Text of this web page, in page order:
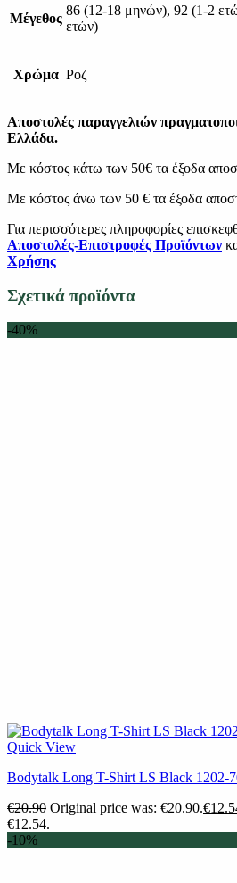
Μέγεθος
86 (12-18 μηνών), 92 (1-2
ετών)
Χρώμα Ροζ
Αποστολές παραγγελιών
Ελλάδα.
Με κόστος κάτω των 50€ τα έξοδα
Με κόστος άνω των 50 € τα έξοδα
Για περισσότερες πληροφορίες
Αποστολές-Επιστροφές Προϊόντων
Χρήσης
Σχετικά προϊόντα
-40%
Quick View
Bodytalk Long T-Shirt LS Black 1202-
€20.90 Original price was: €20.90.€
€12.54.
-10%